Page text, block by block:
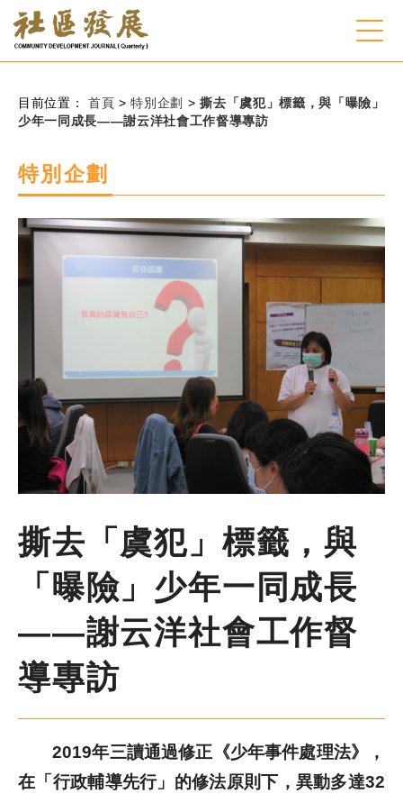
跳到主要內容
常見問題
後台登入
字
搜
尋
入
關
鍵
字
季刊簡介
主題座談
特別企劃
目前位置：首頁> 特別企劃 > 撕去「虞犯」標籤，與「曝險」
少年一同成長——謝云洋社會工作督導專訪
特別企劃
撕去「虞犯」標籤，與
「曝險」少年一同成長
——謝云洋社會工作督
導專訪
2019年三讀通過修正《少年事件處理法》，
在「行政輔導先行」的修法原則下，異動多達32